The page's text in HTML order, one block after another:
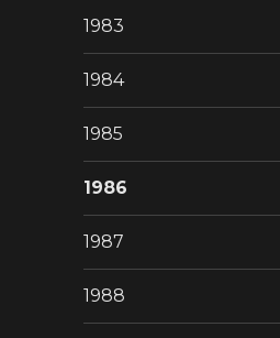
1983
1984
1985
1986
1987
1988